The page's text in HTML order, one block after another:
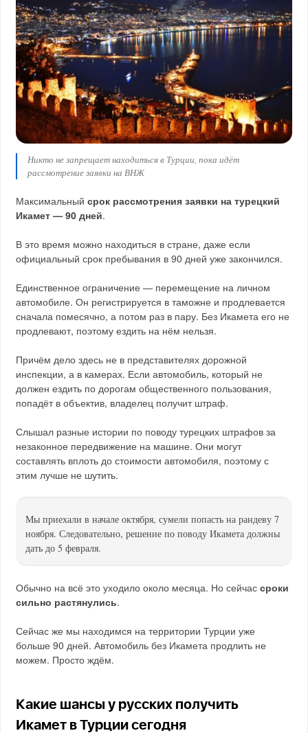
Никто не запрещает находиться в Турции, пока идёт
рассмотрение заявки на ВНЖ
Максимальныйсрок рассмотрения заявки на турецкий
Икамет — 90 дней.
В это время можно находиться в стране, даже если
официальный срок пребывания в 90 дней уже закончился.
Единственное ограничение — перемещение на личном
автомобиле. Он регистрируется в таможне и продлевается
сначала помесячно, а потом раз в пару. Без Икамета его не
продлевают, поэтому ездить на нём нельзя.
Причём дело здесь не в представителях дорожной
инспекции, а в камерах. Если автомобиль, который не
должен ездить по дорогам общественного пользования,
попадёт в объектив, владелец получит штраф.
Слышал разные истории по поводу турецких штрафов за
незаконное передвижение на машине. Они могут
составлять вплоть до стоимости автомобиля, поэтому с
этим лучше не шутить.
Мы приехали в начале октября, сумели попасть на рандеву 7
ноября. Следовательно, решение по поводу Икамета должны
дать до 5 февраля.
Обычно на всё это уходило около месяца. Но сейчассроки
сильно растянулись.
Сейчас же мы находимся на территории Турции уже
больше 90 дней. Автомобиль без Икамета продлить не
можем. Просто ждём.
Какие шансы у русских получить
Икамет в Турции сегодня